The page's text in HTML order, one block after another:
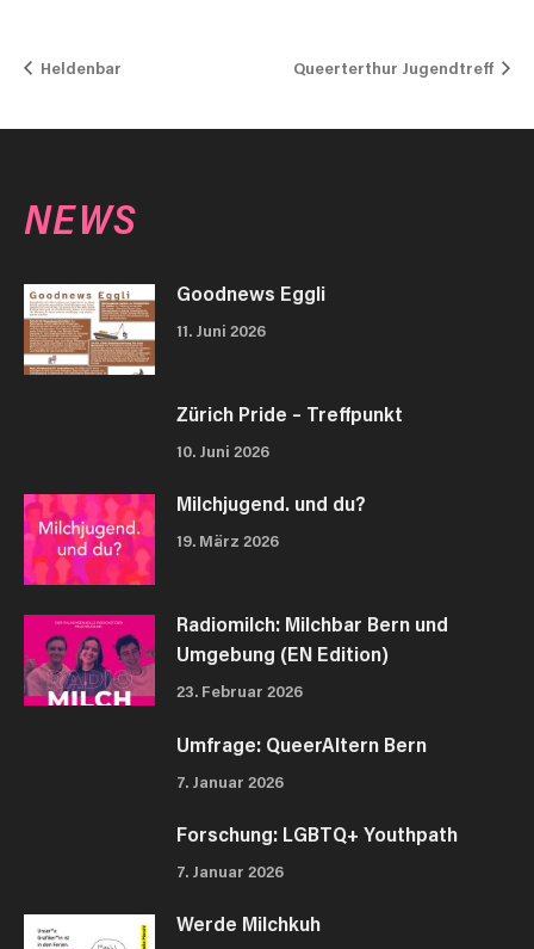
Heldenbar Queerterthur Jugendtreff
NEWS
Goodnews Eggli
11. Juni 2026
Zürich Pride – Treffpunkt
10. Juni 2026
Milchjugend. und du?
19. März 2026
Radiomilch: Milchbar Bern und
Umgebung (EN Edition)
23. Februar 2026
Umfrage: QueerAltern Bern
7. Januar 2026
Forschung: LGBTQ+ Youthpath
7. Januar 2026
Werde Milchkuh